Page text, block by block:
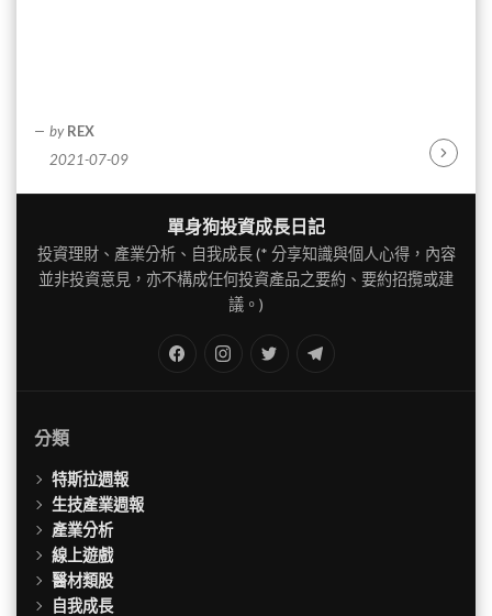
by REX
2021-07-09
單身狗投資成長日記
投資理財、產業分析、自我成長 (* 分享知識與個人心得，內容
並非投資意見，亦不構成任何投資產品之要約、要約招攬或建
議。)
Twitter
分類
特斯拉週報
生技產業週報
產業分析
線上遊戲
醫材類股
自我成長